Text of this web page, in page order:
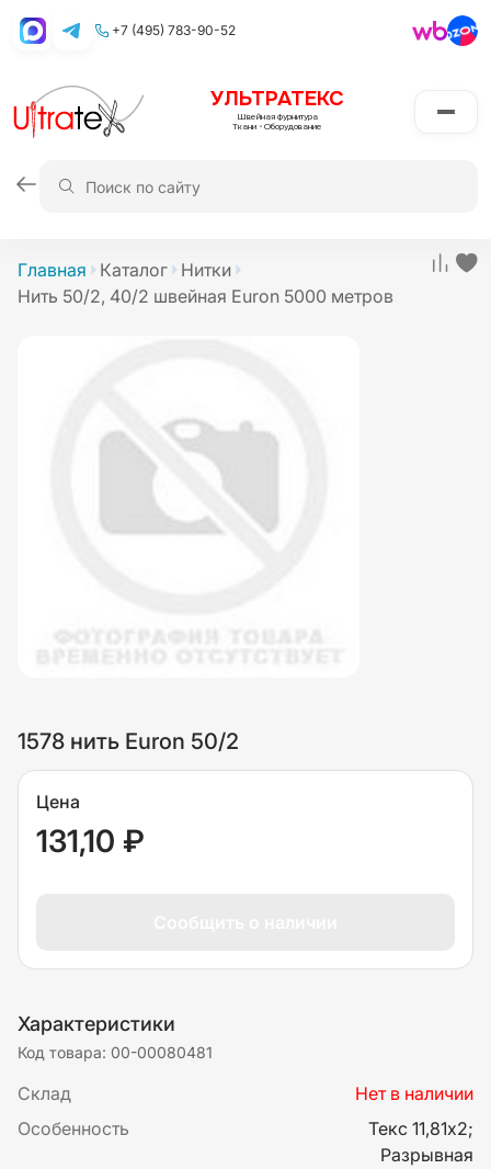
+7 (495) 783-90-52
УЛЬТРАТЕКС
Швейная фурнитура
Ткани • Оборудование
Главная Каталог
Нитки
Нить 50/2, 40/2 швейная Euron 5000 метров
1578 нить Euron 50/2
Характеристики
Код товара: 00-00080481
Склад
Нет в наличии
Особенность
Текс 11,81х2;
Разрывная
Цена
131,10 ₽